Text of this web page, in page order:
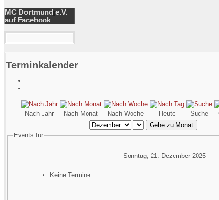
MC Dortmund e.V.
auf Facebook
Terminkalender
Nach Jahr Nach Monat Nach Woche Heute Suche
Gehe zu Monat
Events für
Sonntag, 21. Dezember 2025
Keine Termine